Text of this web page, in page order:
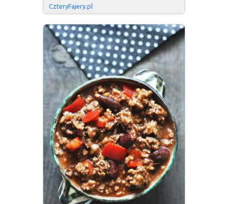
CzteryFajery.pl